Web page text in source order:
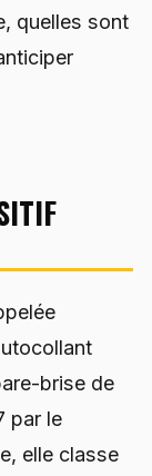
quelles sont
brise de
par le
elle classe